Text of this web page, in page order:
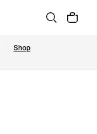
Shop